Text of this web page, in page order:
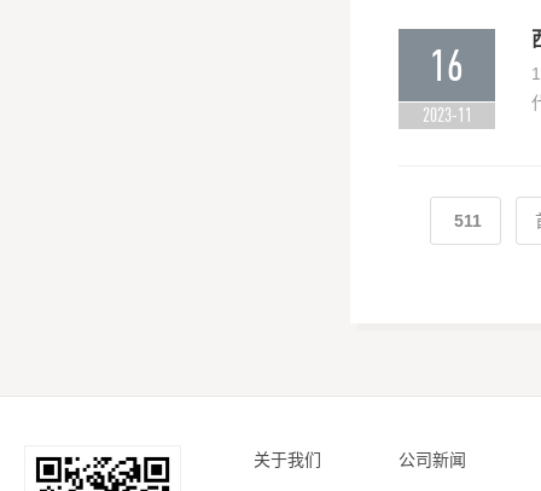
16
2023-11
511
关于我们 公司新闻